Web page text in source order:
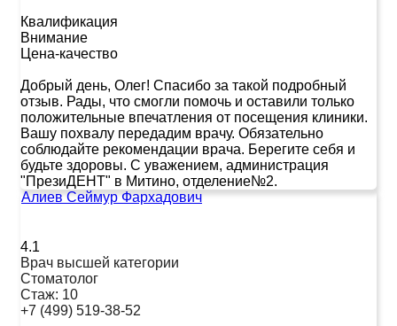
Квалификация
Внимание
Цена-качество
Добрый день, Олег! Спасибо за такой подробный
отзыв. Рады, что смогли помочь и оставили только
положительные впечатления от посещения клиники.
Вашу похвалу передадим врачу. Обязательно
соблюдайте рекомендации врача. Берегите себя и
будьте здоровы. С уважением, администрация
"ПрезиДЕНТ" в Митино, отделение№2.
Алиев Сеймур Фархадович
4.1
Врач высшей категории
Стоматолог
Стаж: 10
+7 (499) 519-38-52